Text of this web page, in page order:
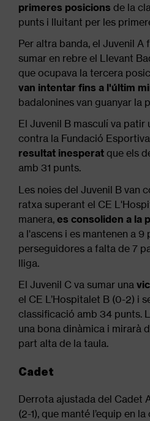
primeres posicions de la
punts i lluitant per les
Per altra banda, el Juvenil A
sumar en rebre el Llevant
que ocupava la tercera
van intentar fins a l'últim
badalonines van guanyar la
El Juvenil B masculí va patir
contra la Fundació
resultat inesperat que els
amb 31 punts.
Les noies del Juvenil B van
ratxa superant el CE
manera, es consoliden a la
a l'ascens i es mantenen a 9
perseguidores a falta de 7
lliga.
El Juvenil C va sumar una
el CE L’Hospitalet B (0-2) i
classificació amb 34 punts.
una bona dinàmica i mirarà
part alta de la taula.
Cadet
Derrota ajustada del Cadet
(2-1), que manté l’equip en